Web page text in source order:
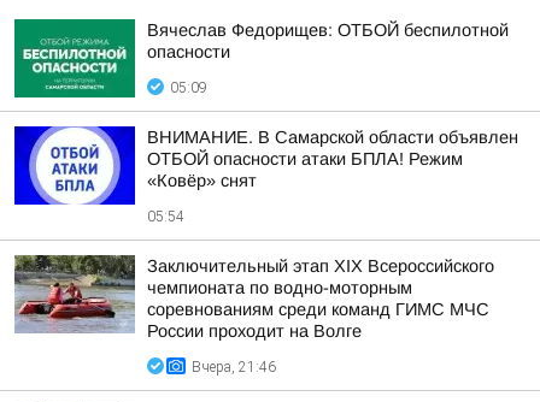
Вячеслав Федорищев: ОТБОЙ беспилотной
опасности
05:09
ВНИМАНИЕ. В Самарской области объявлен
ОТБОЙ опасности атаки БПЛА! Режим
«Ковёр» снят
05:54
Заключительный этап XIХ Всероссийского
чемпионата по водно-моторным
соревнованиям среди команд ГИМС МЧС
России проходит на Волге
Вчера, 21:46